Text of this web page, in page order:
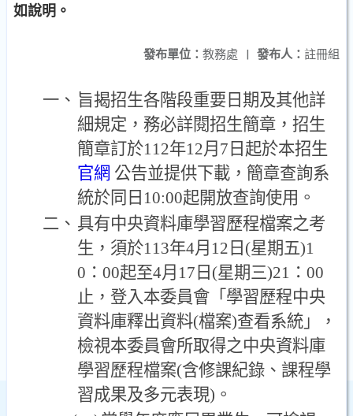
如說明。
發布人： 註冊組
發布單位： 教務處 |
一、 旨揭招生各階段重要日期及其他詳
細規定，務必詳閱招生簡章，招生
簡章訂於112年12月7日起於本招生
官網 公告並提供下載，簡章查詢系
統於同日10:00起開放查詢使用。
二、 具有中央資料庫學習歷程檔案之考
生，須於113年4月12日(星期五)1
0：00起至4月17日(星期三)21：00
止，登入本委員會「學習歷程中央
資料庫釋出資料(檔案)查看系統」，
檢視本委員會所取得之中央資料庫
學習歷程檔案(含修課紀錄、課程學
習成果及多元表現)。